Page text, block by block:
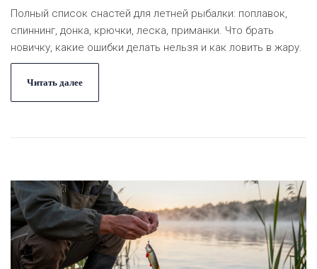
Полный список снастей для летней рыбалки: поплавок,
спиннинг, донка, крючки, леска, приманки. Что брать
новичку, какие ошибки делать нельзя и как ловить в жару.
Читать далее